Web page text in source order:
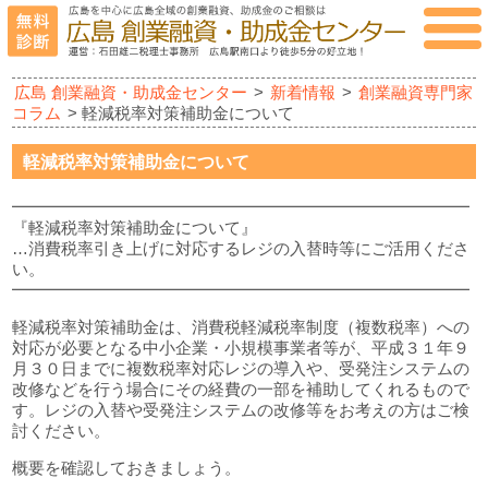
広島 創業融資・助成金センター > 新着情報 > 創業融資専門家
コラム > 軽減税率対策補助金について
軽減税率対策補助金について
━━━━━━━━━━━━━━━━━━━━━━━━━━━━
『軽減税率対策補助金について』
…消費税率引き上げに対応するレジの入替時等にご活用くださ
い。
━━━━━━━━━━━━━━━━━━━━━━━━━━━━
軽減税率対策補助金は、消費税軽減税率制度（複数税率）への
対応が必要となる中小企業・小規模事業者等が、平成３１年９
月３０日までに複数税率対応レジの導入や、受発注システムの
改修などを行う場合にその経費の一部を補助してくれるもので
す。レジの入替や受発注システムの改修等をお考えの方はご検
討ください。
概要を確認しておきましょう。